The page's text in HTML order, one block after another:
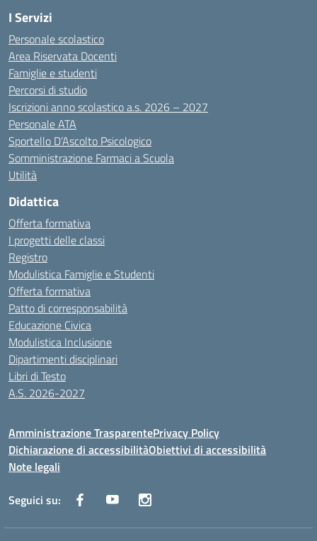
I Servizi
Personale scolastico
Area Riservata Docenti
Famiglie e studenti
Percorsi di studio
Iscrizioni anno scolastico a.s. 2026 – 2027
Personale ATA
Sportello D’Ascolto Psicologico
Somministrazione Farmaci a Scuola
Utilità
Didattica
Offerta formativa
I progetti delle classi
Registro
Modulistica Famiglie e Studenti
Offerta formativa
Patto di corresponsabilità
Educazione Civica
Modulistica Inclusione
Dipartimenti disciplinari
Libri di Testo
A.S. 2026-2027
Amministrazione TrasparentePrivacy Policy
Dichiarazione di accessibilitàObiettivi di accessibilità
Note legali
Seguici su: